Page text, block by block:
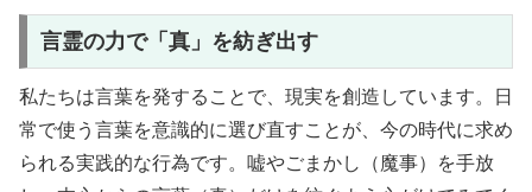
言霊の力で「真」を紡ぎ出す
私たちは言葉を発することで、現実を創造しています。日
常で使う言葉を意識的に選び直すことが、今の時代に求め
られる実践的な行為です。嘘やごまかし（魔事）を手放